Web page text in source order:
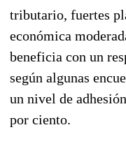
tributario, fuertes
económica
beneficia con un
según algunas
un nivel de
por ciento.